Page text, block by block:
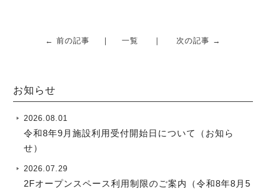
← 前の記事 一覧 次の記事 →
お知らせ
2026.08.01
令和8年9月施設利用受付開始日について（お知ら
せ）
2026.07.29
2Fオープンスペース利用制限のご案内（令和8年8月5